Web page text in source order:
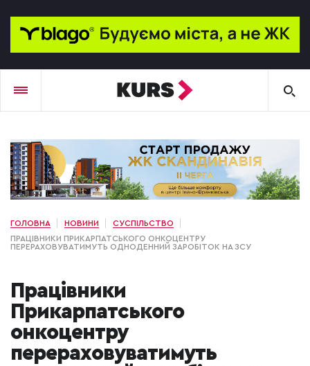
ГОЛОВНА НОВИНИ
СУСПІЛЬСТВО
ПРАЦІВНИКИ ПРИКАРПАТСЬКОГО ОНКОЦЕНТРУ
ПЕРЕРАХОВУВАТИМУТЬ ОДНОДЕННИЙ ЗАРОБІТОК НА ЗСУ
Працівники
Прикарпатського
онкоцентру
перераховуватимуть